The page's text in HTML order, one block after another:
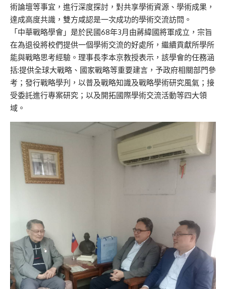
術論壇等事宜，進行深度探討，對共享學術資源、學術成果，
達成高度共識，雙方咸認是一次成功的學術交流訪問。
「中華戰略學會」是於民國68年3月由蔣緯國將軍成立，宗旨
在為退役將校們提供一個學術交流的好處所，繼續貢獻所學所
能與戰略思考經驗。理事長李本京教授表示，該學會的任務涵
括:提供全球大戰略、國家戰略等重要建言，予政府相關部門參
考；發行戰略學刋，以普及戰略知識及戰略學術研究風氣；接
受委託進行專案研究；以及開拓國際學術交流活動等四大領
域。